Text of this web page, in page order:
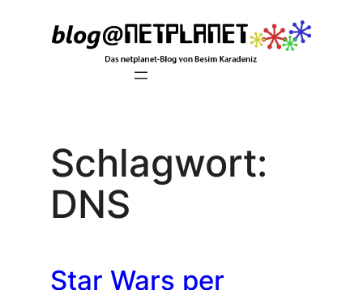
Schlagwort:
DNS
Star Wars per